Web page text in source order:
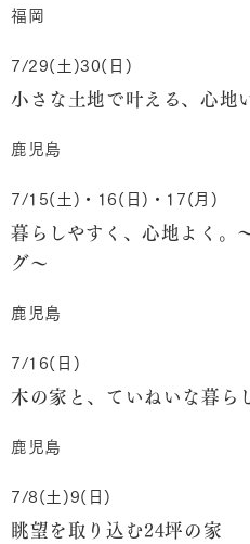
福岡
7/29(土)30(日)
小さな土地で叶える、心地
鹿児島
7/15(土)・16(日)・17(月)
暮らしやすく、心地よく。
グ～
鹿児島
7/16(日)
木の家と、ていねいな暮ら
鹿児島
7/8(土)9(日)
眺望を取り込む24坪の家